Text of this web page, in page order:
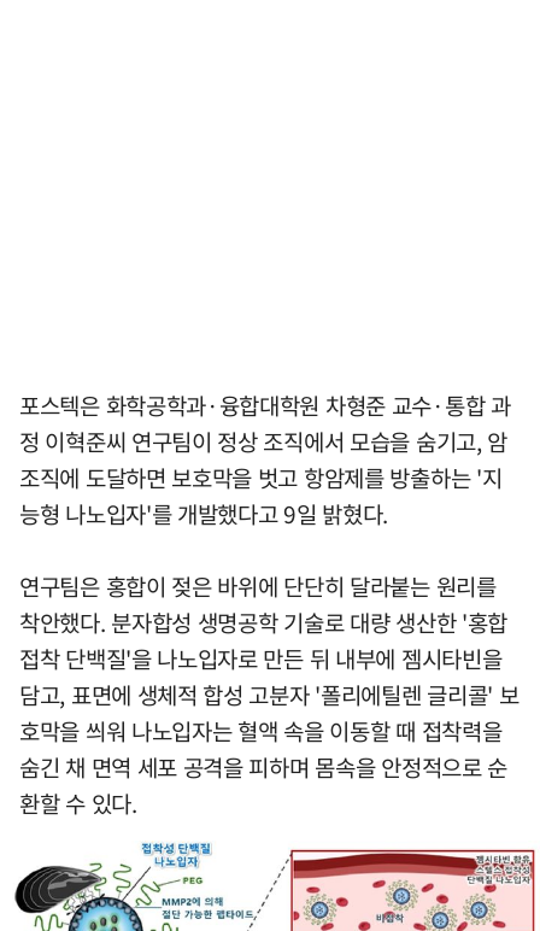
포스텍은 화학공학과·융합대학원 차형준 교수·통합 과
정 이혁준씨 연구팀이 정상 조직에서 모습을 숨기고, 암
조직에 도달하면 보호막을 벗고 항암제를 방출하는 '지
능형 나노입자'를 개발했다고 9일 밝혔다.
연구팀은 홍합이 젖은 바위에 단단히 달라붙는 원리를
착안했다. 분자합성 생명공학 기술로 대량 생산한 '홍합
접착 단백질'을 나노입자로 만든 뒤 내부에 젬시타빈을
담고, 표면에 생체적 합성 고분자 '폴리에틸렌 글리콜' 보
호막을 씌워 나노입자는 혈액 속을 이동할 때 접착력을
숨긴 채 면역 세포 공격을 피하며 몸속을 안정적으로 순
환할 수 있다.